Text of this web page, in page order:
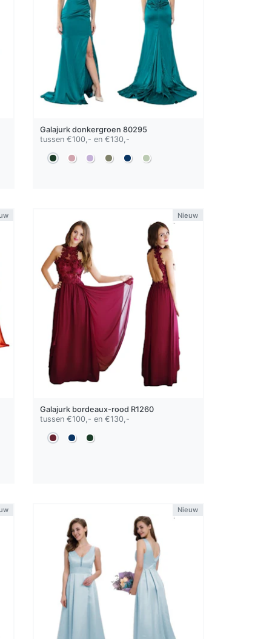
Galajurkdonkergroen 80295
tussen €100,- en €130,-
Nieuw
Galajurk bordeaux-rood R1260
tussen €100,- en €130,-
Nieuw